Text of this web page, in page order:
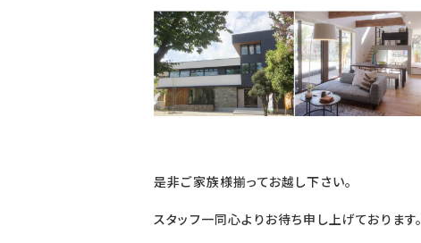
是非ご家族様揃ってお越し下さい。
スタッフ一同心よりお待ち申し上げております。